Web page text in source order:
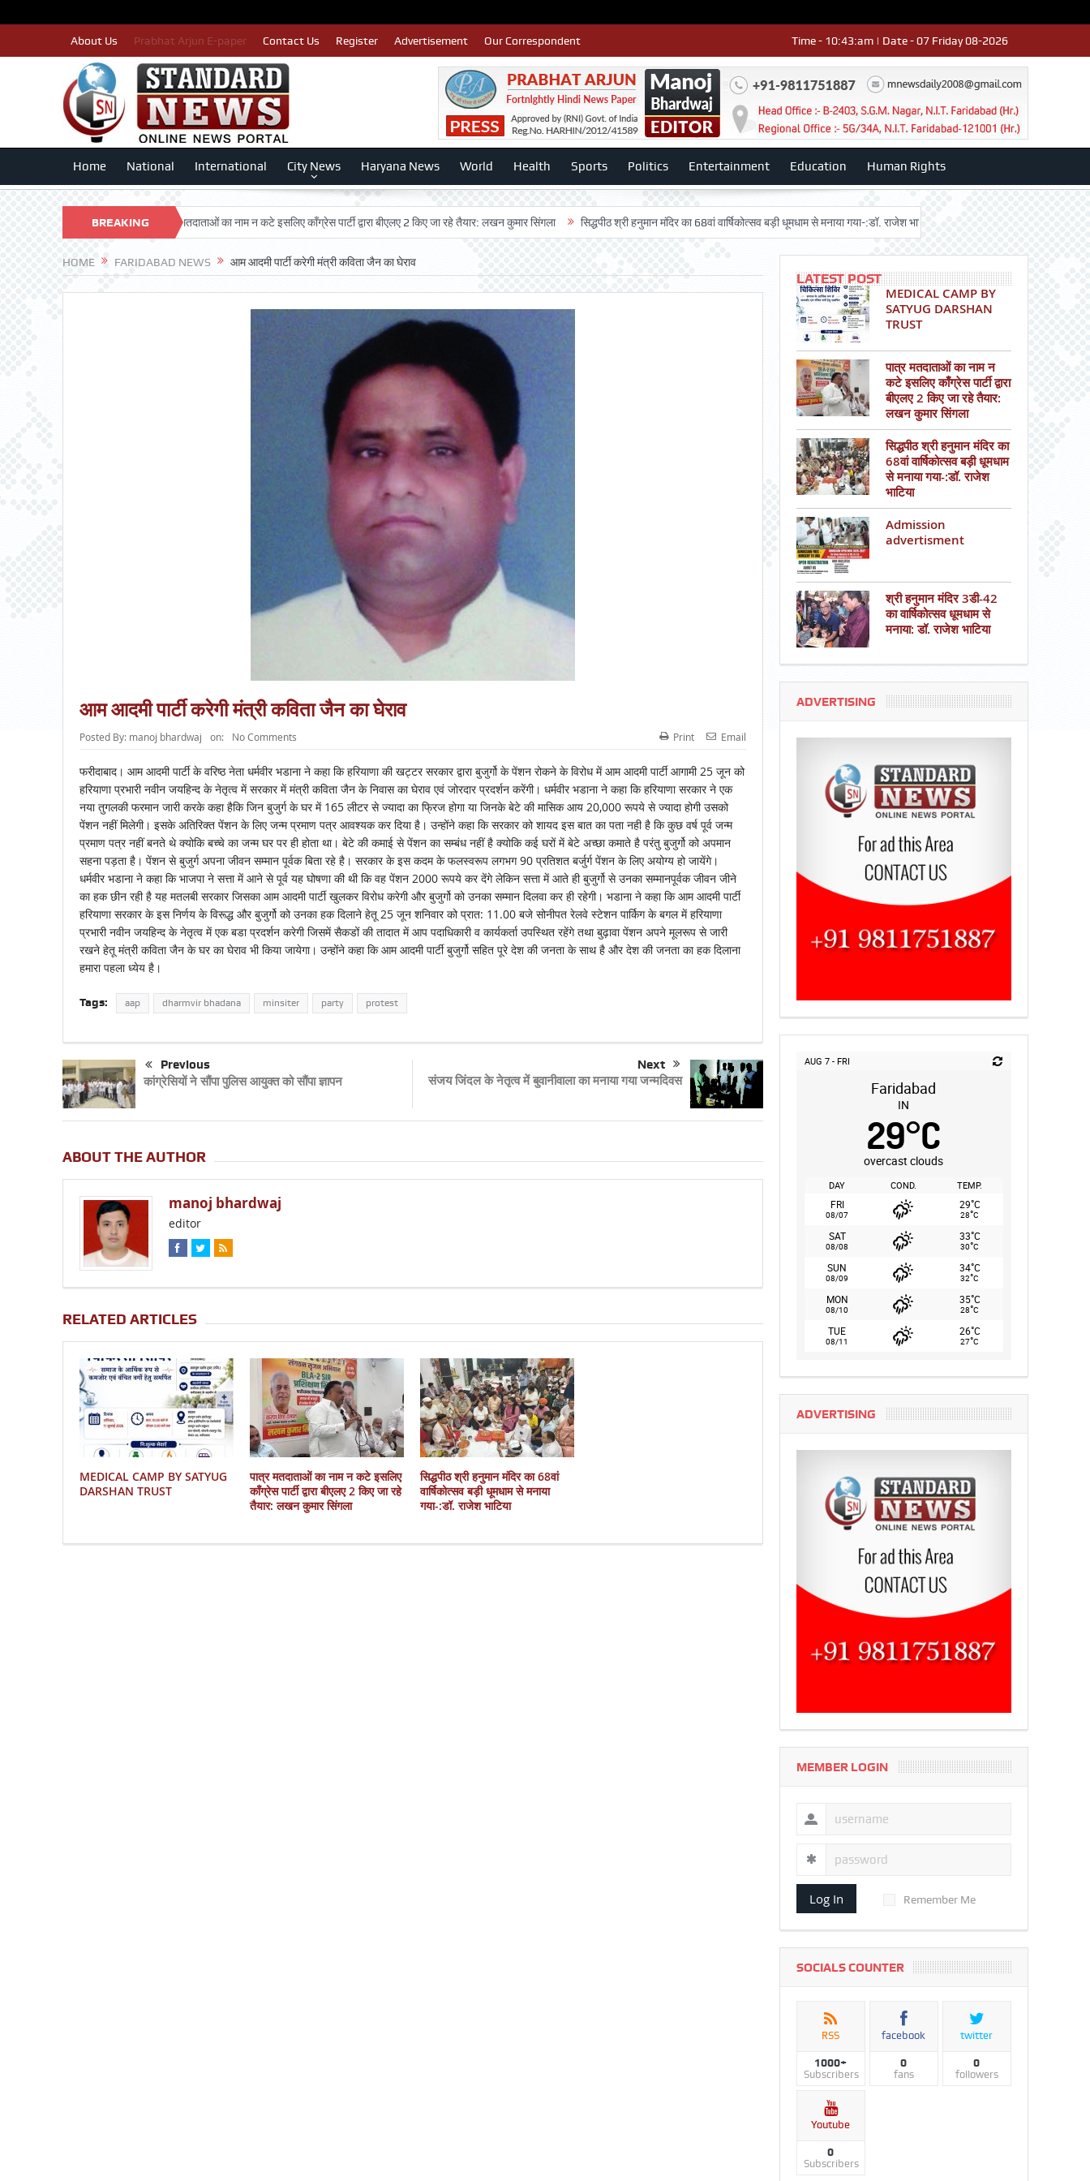
About Us Prabhat Arjun E-paper Contact Us Register Advertisement Our Correspondent Time - 10:43:am | Date - 07 Friday 08-2026
Home National International City News Haryana News World Health Sports Politics Entertainment Education Human Rights
BREAKING
NEWS
TRUST पात्र मतदाताओं का नाम न कटे इसलिए काँग्रेस पार्टी द्वारा बीएलए 2 किए जा रहे तैयार: लखन कुमार सिंगला सिद्धपीठ श्री हनुमान मंदिर का 68वां वार्षिकोत्सव बड़ी धूमधाम से मनाया गया-:डॉ. राजेश भाटिया Admission advertisment श्री
HOME FARIDABAD NEWS आम आदमी पार्टी करेगी मंत्री कविता जैन का घेराव
आम आदमी पार्टी करेगी मंत्री कविता जैन का घेराव
Posted By: manoj bhardwaj on: No Comments Print Email
फरीदाबाद। आम आदमी पार्टी के वरिष्ठ नेता धर्मवीर भडाना ने कहा कि हरियाणा की खट्टर सरकार द्वारा बुजुर्गो के पेंशन रोकने के विरोध में आम आदमी पार्टी आगामी 25 जून को
हरियाणा प्रभारी नवीन जयहिन्द के नेतृत्व में सरकार में मंत्री कविता जैन के निवास का घेराव एवं जोरदार प्रदर्शन करेंगी। धर्मवीर भडाना ने कहा कि हरियाणा सरकार ने एक
नया तुगलकी फरमान जारी करके कहा हैकि जिन बुजुर्ग के घर में 165 लीटर से ज्यादा का फ्रिज होगा या जिनके बेटे की मासिक आय 20,000 रूपये से ज्यादा होगी उसको
पेंशन नहीं मिलेगी। इसके अतिरिक्त पेंशन के लिए जन्म प्रमाण पत्र आवश्यक कर दिया है। उन्होंने कहा कि सरकार को शायद इस बात का पता नही है कि कुछ वर्ष पूर्व जन्म
प्रमाण पत्र नहीं बनते थे क्योकि बच्चे का जन्म घर पर ही होता था। बेटे की कमाई से पेंशन का सम्बंध नहीं है क्योकि कई घरों में बेटे अच्छा कमाते है परंतु बुजुर्गो को अपमान
सहना पड़ता है। पेंशन से बुजुर्ग अपना जीवन सम्मान पूर्वक बिता रहे है। सरकार के इस कदम के फलस्वरूप लगभग 90 प्रतिशत बर्जुर्ग पेंशन के लिए अयोग्य हो जायेंगे।
धर्मवीर भडाना ने कहा कि भाजपा ने सत्ता में आने से पूर्व यह घोषणा की थी कि वह पेंशन 2000 रूपये कर देंगे लेकिन सत्ता में आते ही बुजुर्गो से उनका सम्मानपूर्वक जीवन जीने
का हक छीन रही है यह मतलबी सरकार जिसका आम आदमी पार्टी खुलकर विरोध करेगी और बुजुर्गो को उनका सम्मान दिलवा कर ही रहेगी। भडाना ने कहा कि आम आदमी पार्टी
हरियाणा सरकार के इस निर्णय के विरूद्ध और बुजुर्गो को उनका हक दिलाने हेतू 25 जून शनिवार को प्रात: 11.00 बजे सोनीपत रेलवे स्टेशन पार्किग के बगल में हरियाणा
प्रभारी नवीन जयहिन्द के नेतृत्व में एक बडा प्रदर्शन करेगी जिसमें सैकडों की तादात में आप पदाधिकारी व कार्यकर्ता उपस्थित रहेंगे तथा बुढ़ावा पेंशन अपने मूलरूप से जारी
रखने हेतू मंत्री कविता जैन के घर का घेराव भी किया जायेगा। उन्होंने कहा कि आम आदमी पार्टी बुजुर्गो सहित पूरे देश की जनता के साथ है और देश की जनता का हक दिलाना
हमारा पहला ध्येय है।
Tags: aap dharmvir bhadana minsiter party protest
Previous
कांग्रेसियों ने सौंपा पुलिस आयुक्त को सौंपा ज्ञापन
Next
संजय जिंदल के नेतृत्व में बुवानीवाला का मनाया गया जन्मदिवस
ABOUT THE AUTHOR
manoj bhardwaj
editor
RELATED ARTICLES
MEDICAL CAMP BY SATYUG
DARSHAN TRUST
पात्र मतदाताओं का नाम न कटे इसलिए
काँग्रेस पार्टी द्वारा बीएलए 2 किए जा रहे
तैयार: लखन कुमार सिंगला
सिद्धपीठ श्री हनुमान मंदिर का 68वां
वार्षिकोत्सव बड़ी धूमधाम से मनाया
गया-:डॉ. राजेश भाटिया
LATEST POST
MEDICAL CAMP BY
SATYUG DARSHAN
TRUST
पात्र मतदाताओं का नाम न
कटे इसलिए काँग्रेस पार्टी द्वारा
बीएलए 2 किए जा रहे तैयार:
लखन कुमार सिंगला
सिद्धपीठ श्री हनुमान मंदिर का
68वां वार्षिकोत्सव बड़ी धूमधाम
से मनाया गया-:डॉ. राजेश
भाटिया
Admission
advertisment
श्री हनुमान मंदिर 3डी-42
का वार्षिकोत्सव धूमधाम से
मनाया: डॉ. राजेश भाटिया
ADVERTISING
AUG 7 - FRI
Faridabad
IN
29°C
overcast clouds
DAY COND. TEMP.
FRI
08/07
29°C
28°C
SAT
08/08
33°C
30°C
SUN
08/09
34°C
32°C
MON
08/10
35°C
28°C
TUE
08/11
26°C
27°C
ADVERTISING
MEMBER LOGIN
Log In Remember Me
SOCIALS COUNTER
RSS
1000+
Subscribers
facebook
0
fans
twitter
0
followers
Youtube
0
Subscribers